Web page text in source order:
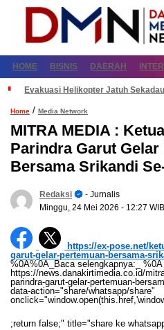
HOME BISNIS DAERAH
Evakuasi Helikopter Jatuh
Home / Media Network
MITRA MEDIA :
Parindra Garut Gelar
Bersama Srikandi
Redaksi
- Jurnalis
Minggu, 24 Mei 2026 - 12:27 WIB
https://ex-pose.net/
garut-gelar-pertemuan-bersama-
%0A%0A_Baca selengkapnya:_ %0A
https://news.danakirtimedia.co.id/
parindra-garut-gelar-pertemuan-
data-action="share/whatsapp/share"
;return false;" title="share ke